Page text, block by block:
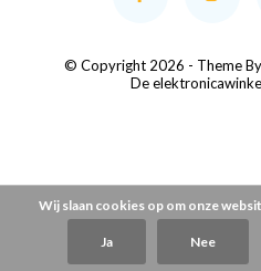
© Copyright 2026 - Theme By
De
Wij slaan cookies op om onze
Ja Nee